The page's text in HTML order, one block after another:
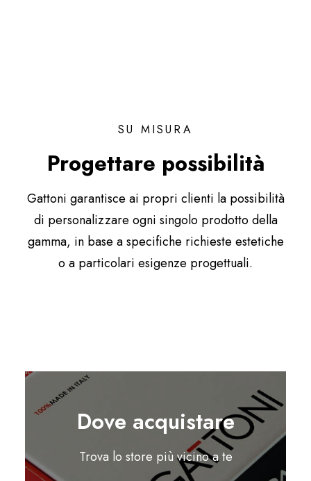
SU MISURA
Progettare possibilità
Gattoni garantisce ai propri clienti la possibilità
di personalizzare ogni singolo prodotto della
gamma, in base a specifiche richieste estetiche
o a particolari esigenze progettuali.
Dove acquistare
Trova lo store più vicino a te